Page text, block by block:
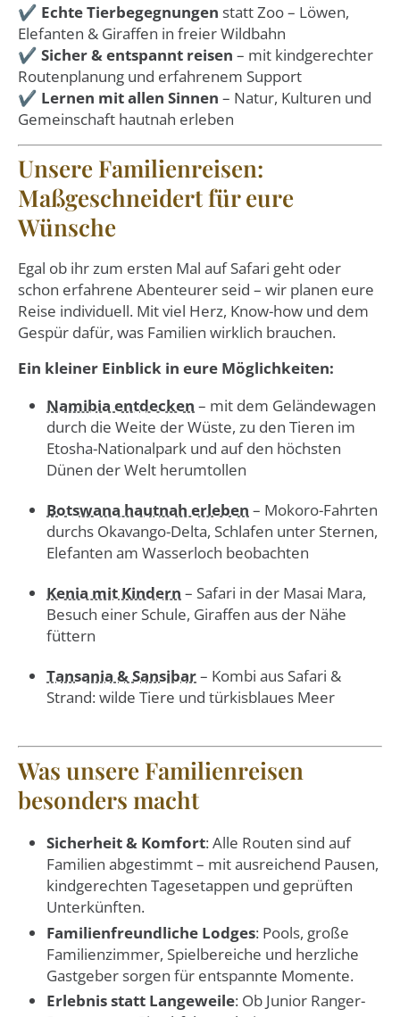
✔️ Echte Tierbegegnungen statt Zoo – Löwen,
Elefanten & Giraffen in freier Wildbahn
✔️ Sicher & entspannt reisen – mit kindgerechter
Routenplanung und erfahrenem Support
✔️ Lernen mit allen Sinnen – Natur, Kulturen und
Gemeinschaft hautnah erleben
Unsere Familienreisen:
Maßgeschneidert für eure
Wünsche
Egal ob ihr zum ersten Mal auf Safari geht oder
schon erfahrene Abenteurer seid – wir planen eure
Reise individuell. Mit viel Herz, Know-how und dem
Gespür dafür, was Familien wirklich brauchen.
Ein kleiner Einblick in eure Möglichkeiten:
Namibia entdecken – mit dem Geländewagen
durch die Weite der Wüste, zu den Tieren im
Etosha-Nationalpark und auf den höchsten
Dünen der Welt herumtollen
Botswana hautnah erleben – Mokoro-Fahrten
durchs Okavango-Delta, Schlafen unter Sternen,
Elefanten am Wasserloch beobachten
Kenia mit Kindern – Safari in der Masai Mara,
Besuch einer Schule, Giraffen aus der Nähe
füttern
Tansania & Sansibar– Kombi aus Safari &
Strand: wilde Tiere und türkisblaues Meer
Was unsere Familienreisen
besonders macht
Sicherheit & Komfort: Alle Routen sind auf
Familien abgestimmt – mit ausreichend Pausen,
kindgerechten Tagesetappen und geprüften
Unterkünften.
Familienfreundliche Lodges: Pools, große
Familienzimmer, Spielbereiche und herzliche
Gastgeber sorgen für entspannte Momente.
Erlebnis statt Langeweile: Ob Junior Ranger-